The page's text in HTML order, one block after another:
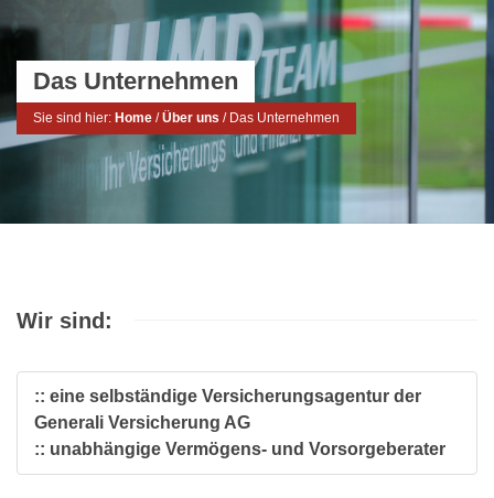
Das Unternehmen
Sie sind hier: Home / Über uns / Das Unternehmen
Wir sind:
:: eine selbständige Versicherungsagentur der
Generali Versicherung AG
:: unabhängige Vermögens- und Vorsorgeberater